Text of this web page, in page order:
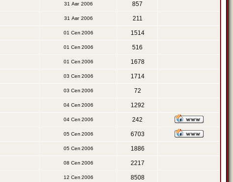
31 Авг 2006 857
31 Авг 2006 211
01 Сеп 2006 1514
01 Сеп 2006 516
01 Сеп 2006 1678
03 Сеп 2006 1714
03 Сеп 2006 72
04 Сеп 2006 1292
04 Сеп 2006 242
05 Сеп 2006 6703
05 Сеп 2006 1886
08 Сеп 2006 2217
12 Сеп 2006 8508